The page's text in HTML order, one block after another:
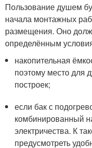
Пользование душем
начала монтажных
размещения. Оно
определённым
накопительная
поэтому место для
построек;
если бак с
комбинированный
электричества. К
предусмотреть